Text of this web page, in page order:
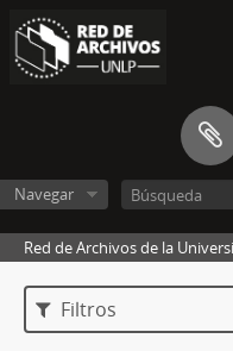
Navegar
Red de Archivos de la
Filtros